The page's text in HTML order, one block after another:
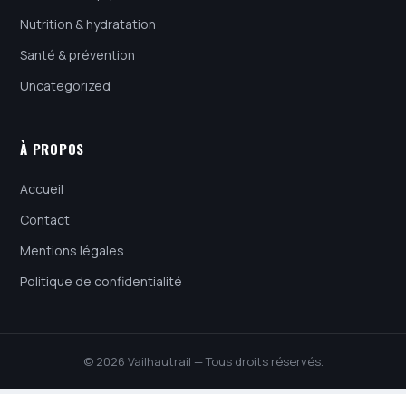
Nutrition & hydratation
Santé & prévention
Uncategorized
À PROPOS
Accueil
Contact
Mentions légales
Politique de confidentialité
© 2026 Vailhautrail — Tous droits réservés.